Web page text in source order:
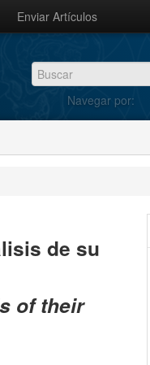
Enviar Artículos
Navegar por:
de su
of their